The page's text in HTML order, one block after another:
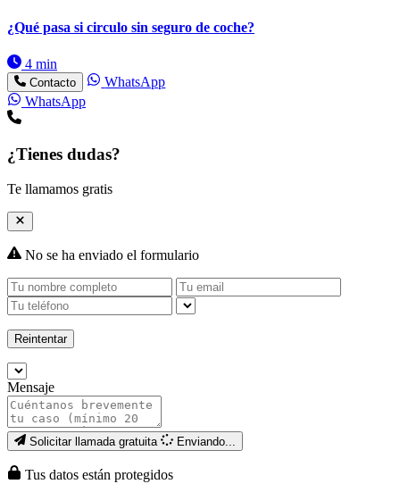
¿Qué pasa si circulo sin seguro de coche?
4 min
Contacto
WhatsApp
WhatsApp
¿Tienes dudas?
Te llamamos gratis
No se ha enviado el formulario
Reintentar
Mensaje
Solicitar llamada gratuita Enviando...
Tus datos están protegidos